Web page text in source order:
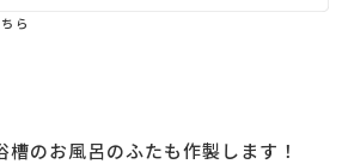
ら
のお風呂のふたも作製します！